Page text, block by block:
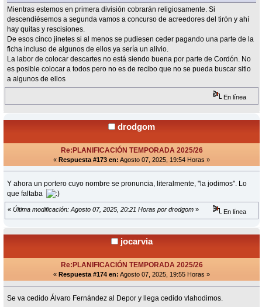
Mientras estemos en primera división cobrarán religiosamente. Si
descendiésemos a segunda vamos a concurso de acreedores del tirón y ahí
hay quitas y rescisiones.
De esos cinco jinetes si al menos se pudiesen ceder pagando una parte de la
ficha incluso de algunos de ellos ya sería un alivio.
La labor de colocar descartes no está siendo buena por parte de Cordón. No
es posible colocar a todos pero no es de recibo que no se pueda buscar sitio
a algunos de ellos
En línea
drodgom
Re:PLANIFICACIÓN TEMPORADA 2025/26
« Respuesta #173 en: Agosto 07, 2025, 19:54 Horas »
Y ahora un portero cuyo nombre se pronuncia, literalmente, "la jodimos". Lo
que faltaba
« Última modificación: Agosto 07, 2025, 20:21 Horas por drodgom » En línea
jocarvia
Re:PLANIFICACIÓN TEMPORADA 2025/26
« Respuesta #174 en: Agosto 07, 2025, 19:55 Horas »
Se va cedido Álvaro Fernández al Depor y llega cedido vlahodimos.